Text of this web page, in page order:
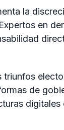
la
en
de
digitales